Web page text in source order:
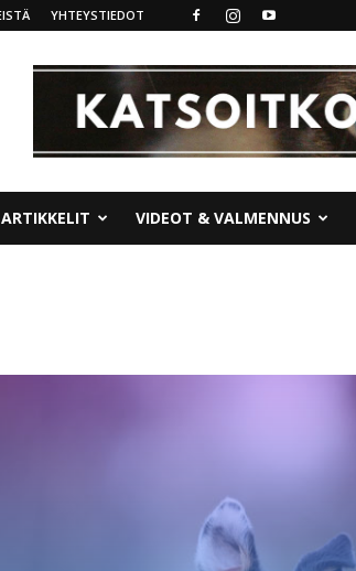
YHTEYSTIEDOT
ARTIKKELIT VIDEOT & VALMENNUS